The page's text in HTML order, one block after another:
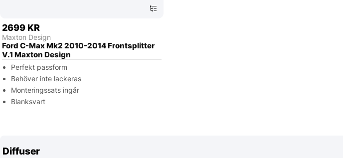
2699 KR
Maxton Design
Ford C-Max Mk2 2010-2014 Frontsplitter
V.1 Maxton Design
Perfekt passform
Behöver inte lackeras
Monteringssats ingår
Blanksvart
Diffuser